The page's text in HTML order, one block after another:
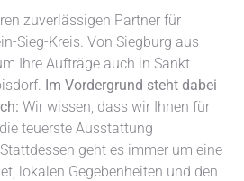
zuverlässigen Partner für
Sieg-Kreis. Von Siegburg aus
Ihre Aufträge auch in Sankt
Im Vordergrund steht dabei
Wir wissen, dass wir Ihnen für
teuerste Ausstattung
geht es immer um eine
lokalen Gegebenheiten und den